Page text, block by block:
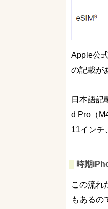
Apple公
の記載が
日本語記
d Pro（
11インチ
時期
この流れ
もあるの